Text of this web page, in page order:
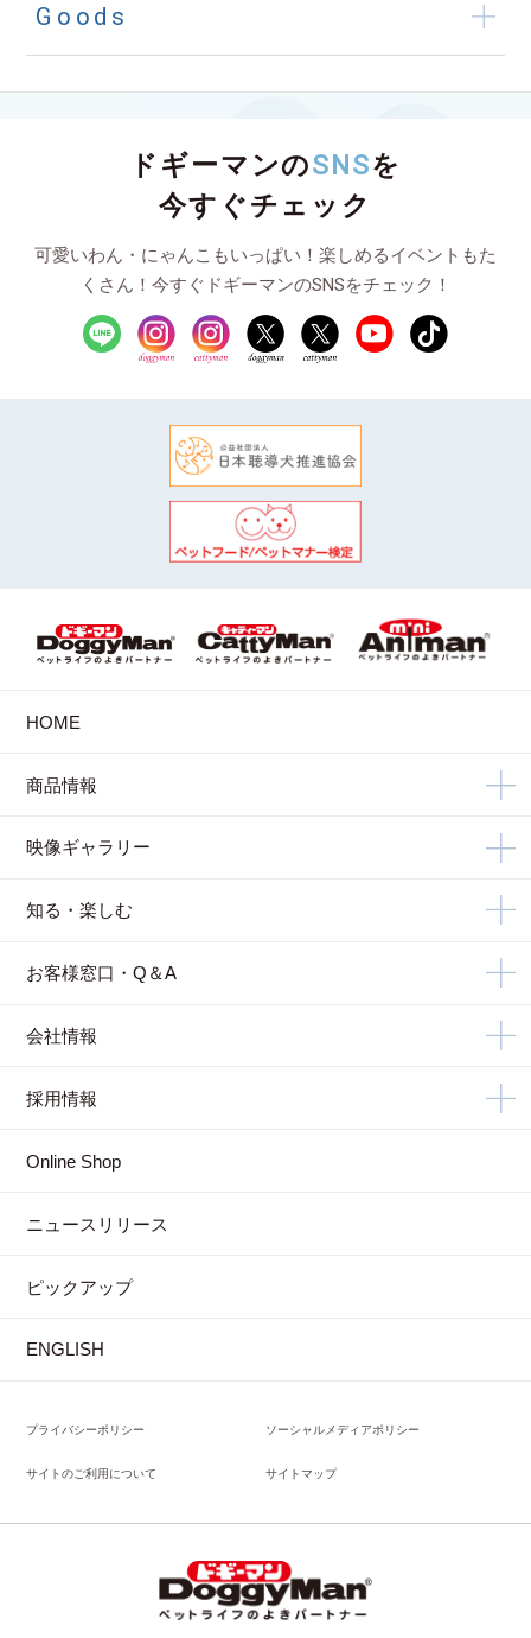
Goods
ドギーマンのSNSを
今すぐチェック
可愛いわん・にゃんこもいっぱい！楽しめるイベントもた
くさん！今すぐドギーマンのSNSをチェック！
HOME
商品情報
映像ギャラリー
知る・楽しむ
お客様窓口・Q＆A
会社情報
採用情報
Online Shop
ニュースリリース
ピックアップ
ENGLISH
プライバシーポリシー ソーシャルメディアポリシー
サイトのご利用について サイトマップ